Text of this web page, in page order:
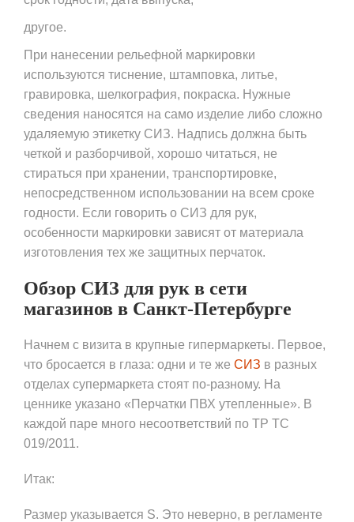
другое.
При нанесении рельефной маркировки
используются тиснение, штамповка, литье,
гравировка, шелкография, покраска. Нужные
сведения наносятся на само изделие либо сложно
удаляемую этикетку СИЗ. Надпись должна быть
четкой и разборчивой, хорошо читаться, не
стираться при хранении, транспортировке,
непосредственном использовании на всем сроке
годности. Если говорить о СИЗ для рук,
особенности маркировки зависят от материала
изготовления тех же защитных перчаток.
Обзор СИЗ для рук в сети
магазинов в Санкт-Петербурге
Начнем с визита в крупные гипермаркеты. Первое,
что бросается в глаза: одни и те же СИЗ в разных
отделах супермаркета стоят по-разному. На
ценнике указано «Перчатки ПВХ утепленные». В
каждой паре много несоответствий по ТР ТС
019/2011.
Итак:
Размер указывается S. Это неверно, в регламенте